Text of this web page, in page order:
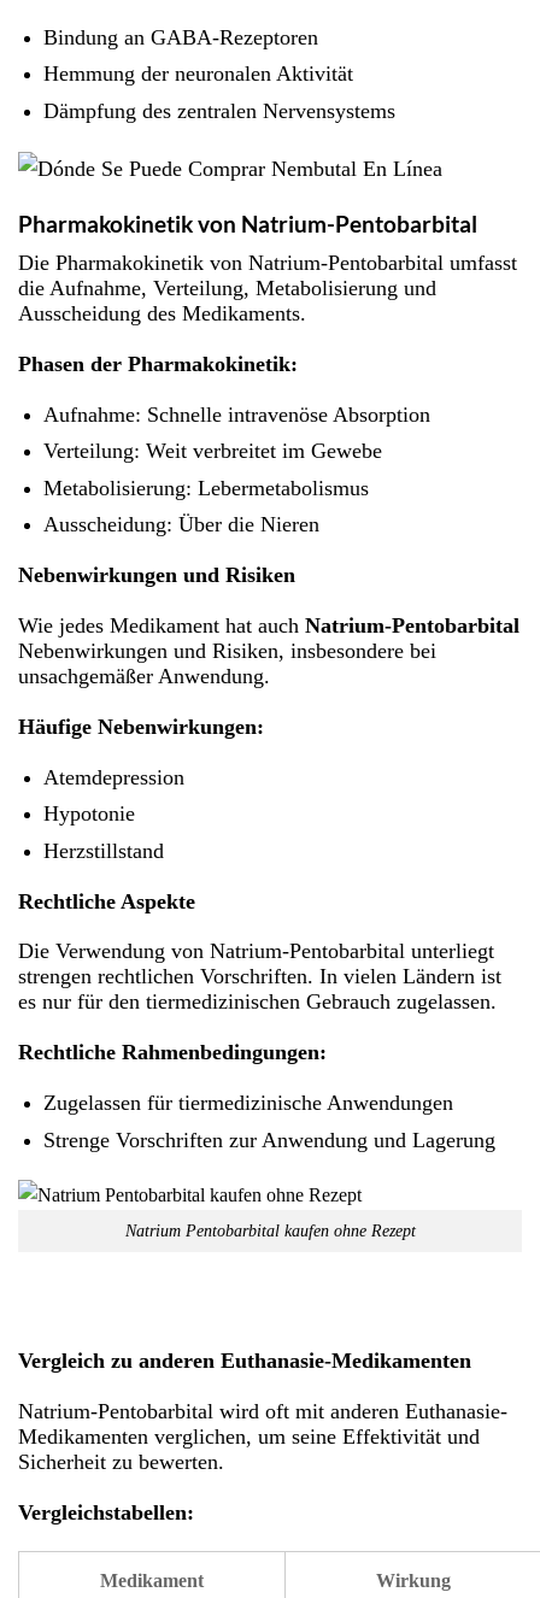
Bindung an GABA-Rezeptoren
Hemmung der neuronalen Aktivität
Dämpfung des zentralen Nervensystems
Pharmakokinetik von Natrium-Pentobarbital
Die Pharmakokinetik von Natrium-Pentobarbital umfasst
die Aufnahme, Verteilung, Metabolisierung und
Ausscheidung des Medikaments.
Phasen der Pharmakokinetik:
Aufnahme: Schnelle intravenöse Absorption
Verteilung: Weit verbreitet im Gewebe
Metabolisierung: Lebermetabolismus
Ausscheidung: Über die Nieren
Nebenwirkungen und Risiken
Wie jedes Medikament hat auch Natrium-Pentobarbital
Nebenwirkungen und Risiken, insbesondere bei
unsachgemäßer Anwendung.
Häufige Nebenwirkungen:
Atemdepression
Hypotonie
Herzstillstand
Rechtliche Aspekte
Die Verwendung von Natrium-Pentobarbital unterliegt
strengen rechtlichen Vorschriften. In vielen Ländern ist
es nur für den tiermedizinischen Gebrauch zugelassen.
Rechtliche Rahmenbedingungen:
Zugelassen für tiermedizinische Anwendungen
Strenge Vorschriften zur Anwendung und Lagerung
Natrium Pentobarbital kaufen ohne Rezept
Vergleich zu anderen Euthanasie-Medikamenten
Natrium-Pentobarbital wird oft mit anderen Euthanasie-
Medikamenten verglichen, um seine Effektivität und
Sicherheit zu bewerten.
Vergleichstabellen:
Medikament Wirkung